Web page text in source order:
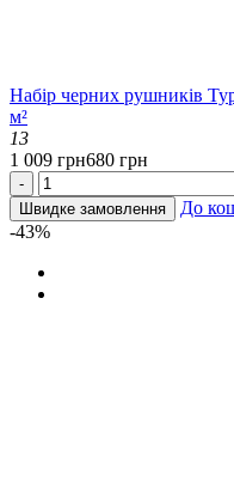
Набір черних рушників
м²
13
1 009 грн680 грн
-
Швидке замовлення
До
-43%